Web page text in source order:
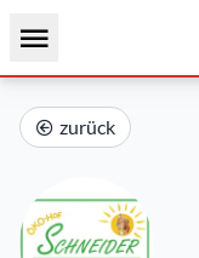
zurück